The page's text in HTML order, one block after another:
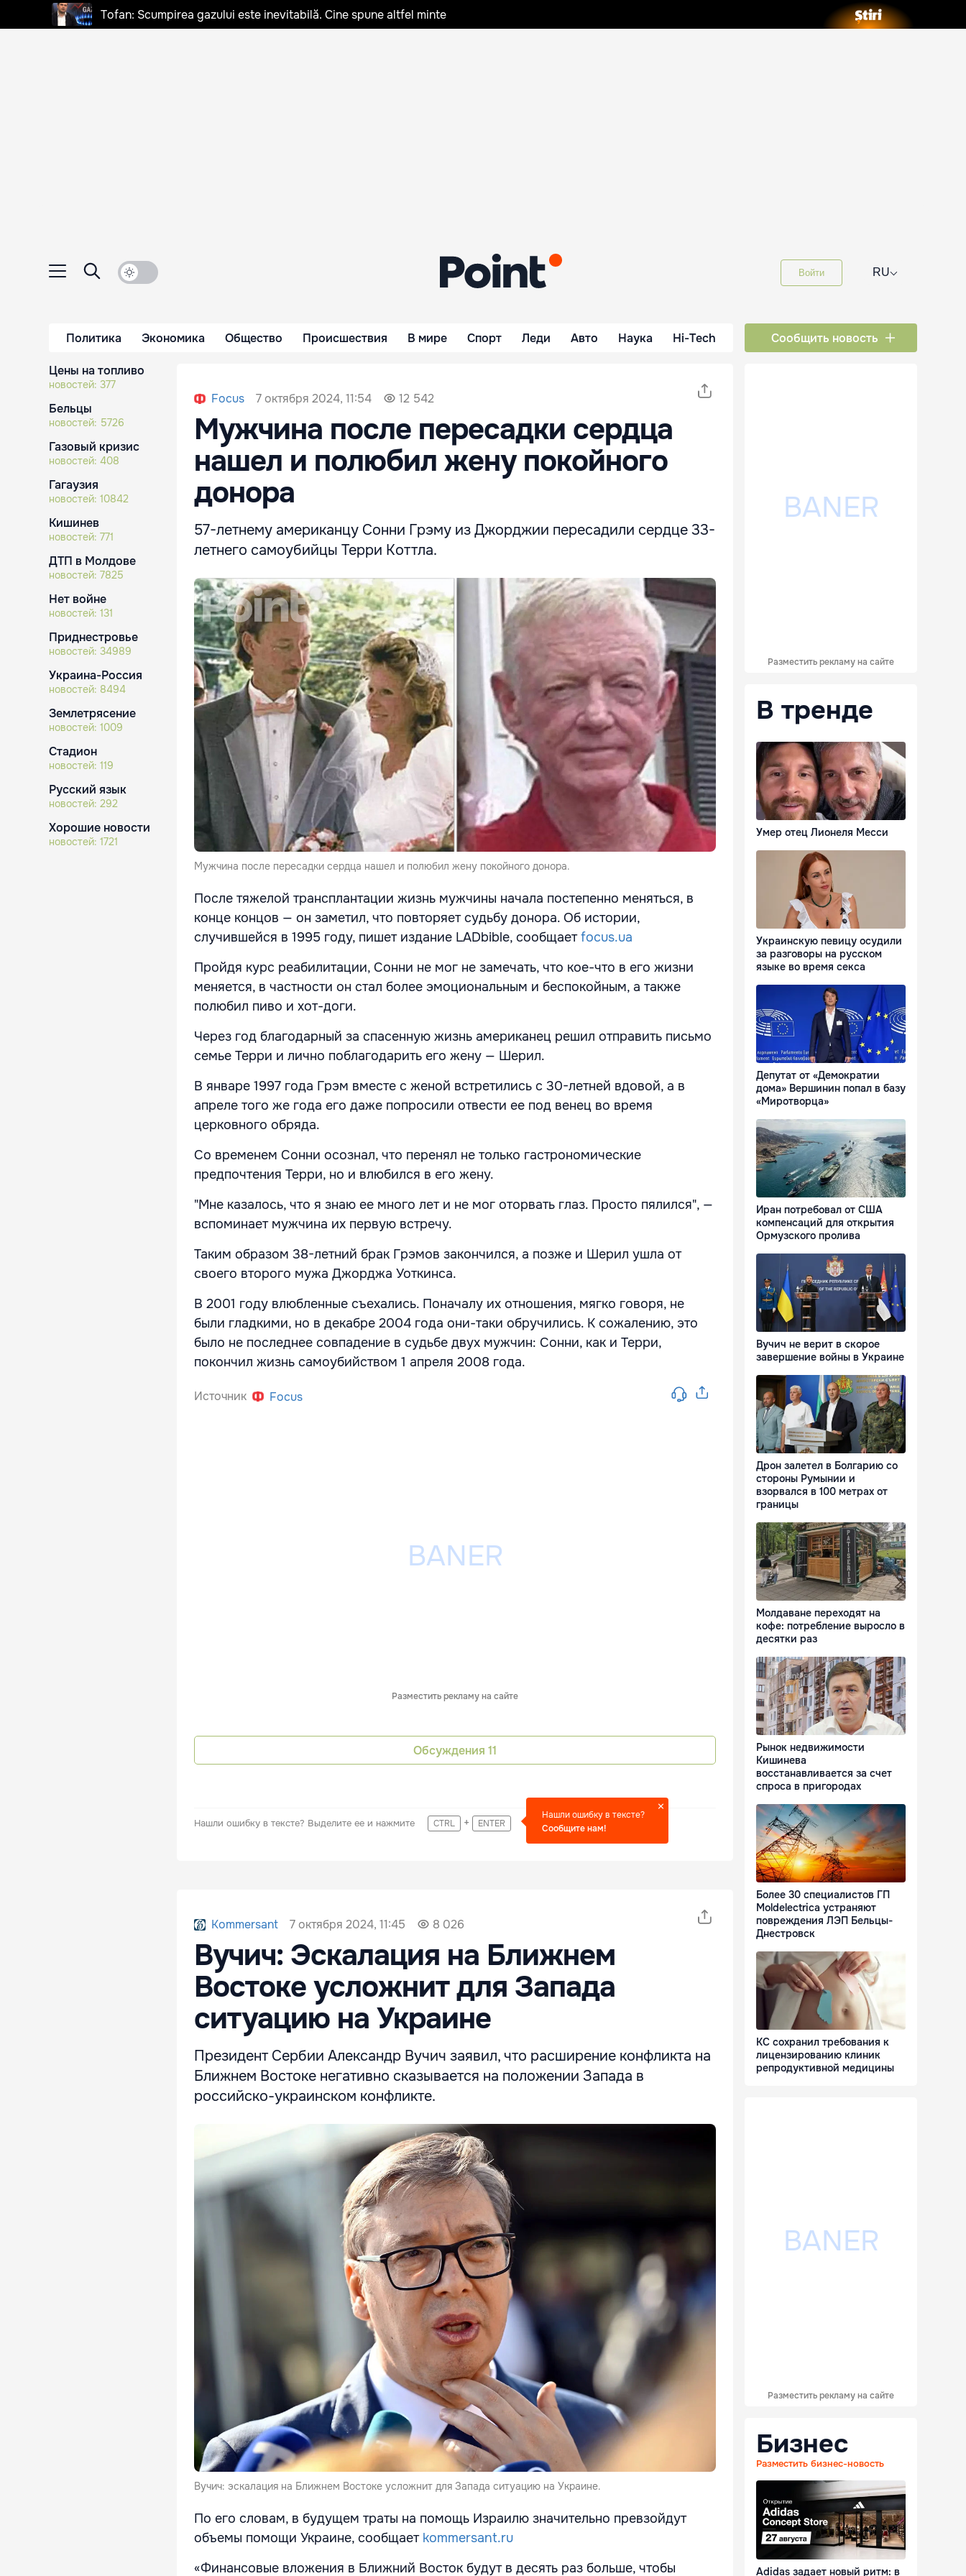
Tofan: Scumpirea gazului este inevitabilă. Cine spune altfel minte
Войти RU⌵
Политика Экономика Общество Происшествия В мире Спорт Леди Авто Наука Hi-Tech Сообщить новость
Цены на топливо
новостей: 377
Бельцы
новостей: 5726
Газовый кризис
новостей: 408
Гагаузия
новостей: 10842
Кишинев
новостей: 771
ДТП в Молдове
новостей: 7825
Нет войне
новостей: 131
Приднестровье
новостей: 34989
Украина-Россия
новостей: 8494
Землетрясение
новостей: 1009
Стадион
новостей: 119
Русский язык
новостей: 292
Хорошие новости
новостей: 1721
Focus 7 октября 2024, 11:54 12 542
Мужчина после пересадки сердца
нашел и полюбил жену покойного
донора
57-летнему американцу Сонни Грэму из Джорджии пересадили сердце 33-
летнего самоубийцы Терри Коттла.
Мужчина после пересадки сердца нашел и полюбил жену покойного донора.
После тяжелой трансплантации жизнь мужчины начала постепенно меняться, в
конце концов — он заметил, что повторяет судьбу донора. Об истории,
случившейся в 1995 году, пишет издание LADbible, сообщаетfocus.ua
Пройдя курс реабилитации, Сонни не мог не замечать, что кое-что в его жизни
меняется, в частности он стал более эмоциональным и беспокойным, а также
полюбил пиво и хот-доги.
Через год благодарный за спасенную жизнь американец решил отправить письмо
семье Терри и лично поблагодарить его жену — Шерил.
В январе 1997 года Грэм вместе с женой встретились с 30-летней вдовой, а в
апреле того же года его даже попросили отвести ее под венец во время
церковного обряда.
Со временем Сонни осознал, что перенял не только гастрономические
предпочтения Терри, но и влюбился в его жену.
"Мне казалось, что я знаю ее много лет и не мог оторвать глаз. Просто пялился", —
вспоминает мужчина их первую встречу.
Таким образом 38-летний брак Грэмов закончился, а позже и Шерил ушла от
своего второго мужа Джорджа Уоткинса.
В 2001 году влюбленные съехались. Поначалу их отношения, мягко говоря, не
были гладкими, но в декабре 2004 года они-таки обручились. К сожалению, это
было не последнее совпадение в судьбе двух мужчин: Сонни, как и Терри,
покончил жизнь самоубийством 1 апреля 2008 года.
Источник Focus
Разместить рекламу на сайте
Обсуждения 11
Нашли ошибку в тексте? Выделите ее и нажмите CTRL + ENTER
Нашли ошибку в тексте?
Сообщите нам!
Kommersant 7 октября 2024, 11:45 8 026
Вучич: Эскалация на Ближнем
Востоке усложнит для Запада
ситуацию на Украине
Президент Сербии Александр Вучич заявил, что расширение конфликта на
Ближнем Востоке негативно сказывается на положении Запада в
российско-украинском конфликте.
Вучич: эскалация на Ближнем Востоке усложнит для Запада ситуацию на Украине.
По его словам, в будущем траты на помощь Израилю значительно превзойдут
объемы помощи Украине, сообщает kommersant.ru
«Финансовые вложения в Ближний Восток будут в десять раз больше, чтобы
Разместить рекламу на сайте
В тренде
Умер отец Лионеля Месси
Украинскую певицу осудили
за разговоры на русском
языке во время секса
Депутат от «Демократии
дома» Вершинин попал в базу
«Миротворца»
Иран потребовал от США
компенсаций для открытия
Ормузского пролива
Вучич не верит в скорое
завершение войны в Украине
Дрон залетел в Болгарию со
стороны Румынии и
взорвался в 100 метрах от
границы
Молдаване переходят на
кофе: потребление выросло в
десятки раз
Рынок недвижимости
Кишинева
восстанавливается за счет
спроса в пригородах
Более 30 специалистов ГП
Moldelectrica устраняют
повреждения ЛЭП Бельцы-
Днестровск
КС сохранил требования к
лицензированию клиник
репродуктивной медицины
Разместить рекламу на сайте
Бизнес
Разместить бизнес-новость
Adidas задает новый ритм: в